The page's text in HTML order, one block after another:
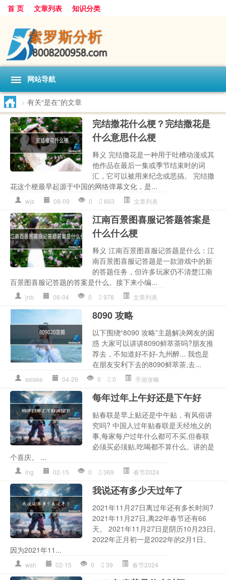
首 页 文章列表 知识分类
网站导航
> 有关“是在”的文章
完结撒花什么梗？完结撒花是
什么意思什么梗
释义 完结撒花是一种用于吐槽动漫或其
他作品在最后一集或季节结束时的词
汇，它可以被用来纪念或恶搞。 完结撒
花这个梗最早起源于中国的网络弹幕文化，是...
wjs 08-09 0 663 文章列表
江南百景图喜服记答题答案是
什么什么梗
释义 江南百景图喜服记答题是什么：江
南百景图喜服记答题是一款游戏中的新
的答题任务，但许多玩家仍不清楚江南
百景图喜服记答题的答案是什么。接下来小编...
jnb 08-04 0 978 文章列表
8090 攻略
以下围绕“8090 攻略”主题解决网友的困
惑 大家可以讲讲8090鲜萃茶吗?朋友推
荐去，不知道好不好-九州醉... 我也是
在朋友安利下去的8090鲜萃茶,去...
sslake 04-29 0 0 手游攻略
每年过年上午好还是下午好
贴春联是早上贴还是中午贴，有风俗讲
究吗? 中国人过年贴春联是天经地义的
事,每家每户过年什么都可不买,但春联
必须买必须贴,吃喝都不算什么。讲的是
个喜庆。 ...
lng 02-15 0 369 春节2024
我说还有多少天过年了
2021年11月27日离过年还有多长时间?
2021年11月27日,离22年春节还有66
天。 2021年11月27日是阴历10月23日,
2022年正月初一是2022年的2月1日。
因为2021年11...
wsh 02-15 0 39 春节2024